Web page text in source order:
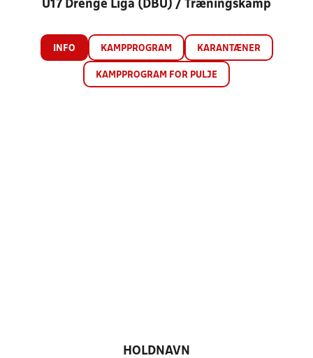
U17 Drenge Liga (DBU) / Træningskamp
INFO KAMPPROGRAM KARANTÆNER
KAMPPROGRAM FOR PULJE
HOLDNAVN